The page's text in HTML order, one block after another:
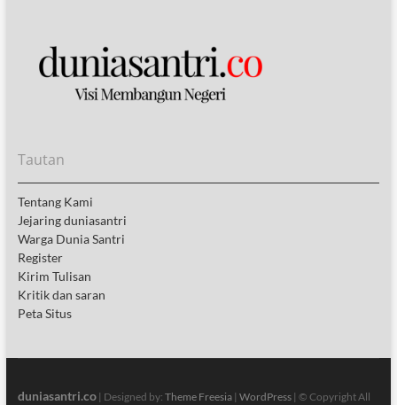
Tautan
Tentang Kami
Jejaring duniasantri
Warga Dunia Santri
Register
Kirim Tulisan
Kritik dan saran
Peta Situs
duniasantri.co| Designed by: Theme Freesia| WordPress| © Copyright All